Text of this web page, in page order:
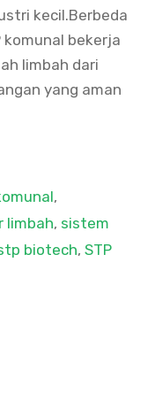
kecil.Berbeda
bekerja
limbah dari
yang aman
,
limbah, sistem
biotech, STP